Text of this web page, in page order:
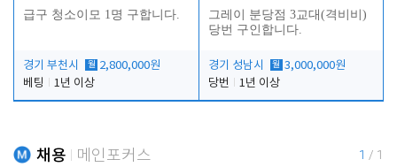
급구 청소이모 1명 구합니다.
경기 부천시 월 2,800,000원
베팅
1년 이상
그레이 분당점 3교대(격비비)
당번 구인합니다.
경기 성남시 월 3,000,000원
당번
1년 이상
채용 메인포커스 1 / 1